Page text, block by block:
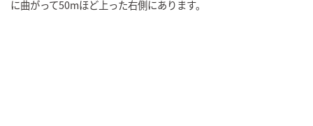
に曲がって50mほど上った右側にあります。